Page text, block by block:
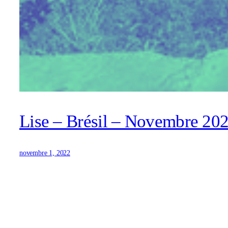
Lise – Brésil – Novembre
novembre 1, 2022